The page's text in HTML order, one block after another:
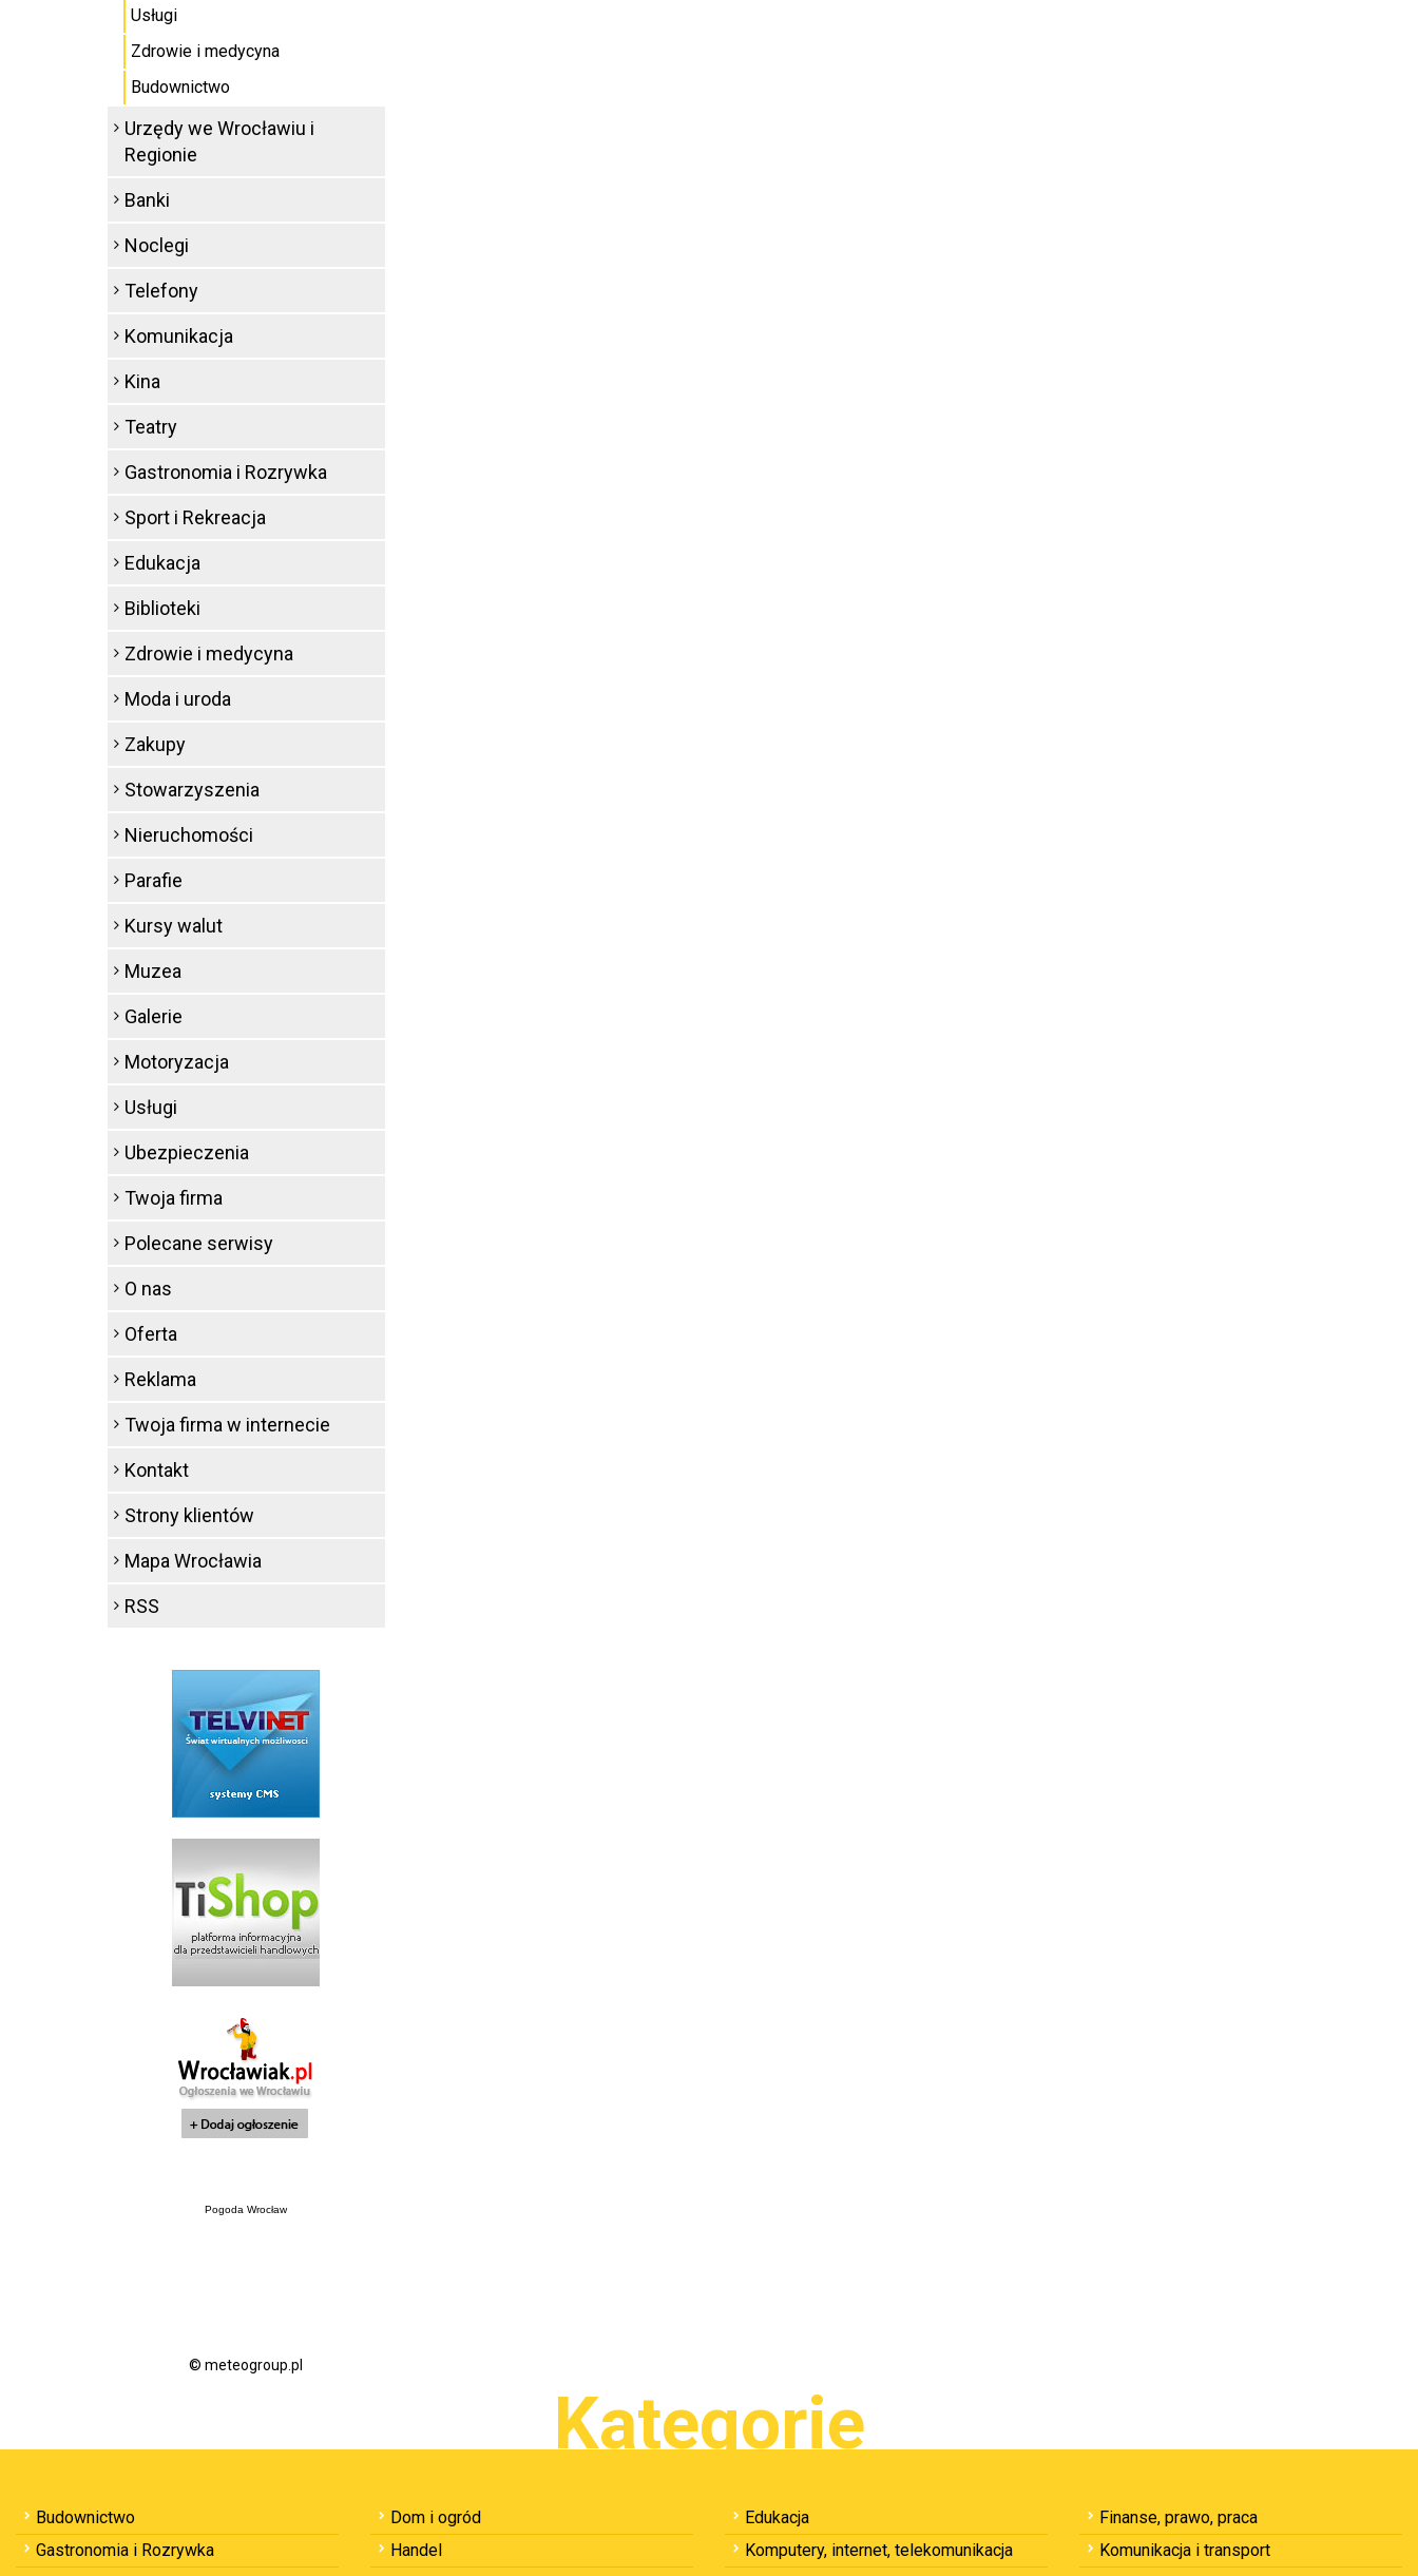
Usługi
Zdrowie i medycyna
Budownictwo
Urzędy we Wrocławiu i
Regionie
Banki
Noclegi
Telefony
Komunikacja
Kina
Teatry
Gastronomia i Rozrywka
Sport i Rekreacja
Edukacja
Biblioteki
Zdrowie i medycyna
Moda i uroda
Zakupy
Stowarzyszenia
Nieruchomości
Parafie
Kursy walut
Muzea
Galerie
Motoryzacja
Usługi
Ubezpieczenia
Twoja firma
Polecane serwisy
O nas
Oferta
Reklama
Twoja firma w internecie
Kontakt
Strony klientów
Mapa Wrocławia
RSS
Pogoda Wrocław
© meteogroup.pl
Kategorie
Budownictwo Dom i ogród Edukacja
Finanse, prawo, praca
Gastronomia i Rozrywka
Handel Komputery, internet, telekomunikacja
Komunikacja i transport